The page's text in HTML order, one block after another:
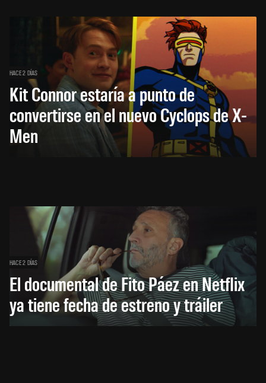
HACE 2 DÍAS
Kit Connor estaría a punto de
convertirse en el nuevo Cyclops de X-
Men
HACE 2 DÍAS
El documental de Fito Páez en Netflix
ya tiene fecha de estreno y tráiler